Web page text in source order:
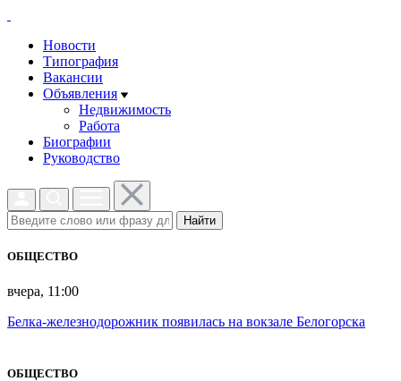
Новости
Типография
Вакансии
Объявления
Недвижимость
Работа
Биографии
Руководство
Найти
ОБЩЕСТВО
вчера, 11:00
Белка-железнодорожник появилась на вокзале Белогорска
ОБЩЕСТВО